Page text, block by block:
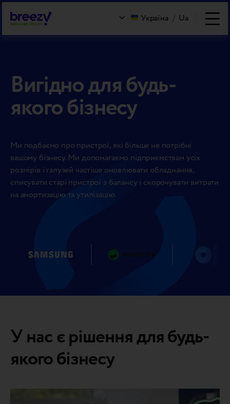
Україна / Ua
Вигідно для будь-
якого бізнесу
Ми подбаємо про пристрої, які більше не потрібні
вашому бізнесу. Ми допомагаємо підприємствам усіх
розмірів і галузей частіше оновлювати обладнання,
списувати старі пристрої з балансу і скорочувати витрати
на амортизацію та утилізацію.
У нас є рішення для будь-
якого бізнесу